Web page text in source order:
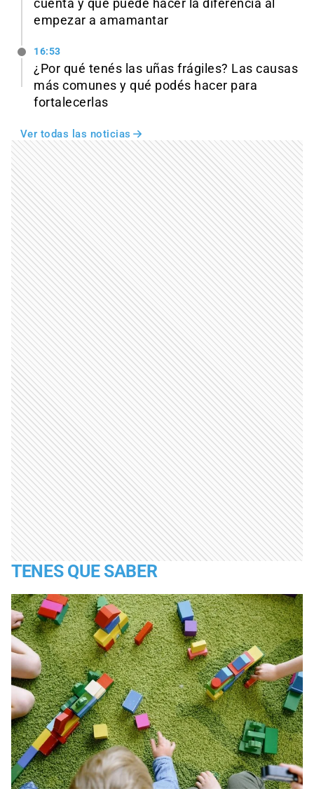
cuenta y que puede hacer la diferencia al
empezar a amamantar
16:53
¿Por qué tenés las uñas frágiles? Las causas
más comunes y qué podés hacer para
fortalecerlas
Ver todas las noticias
TENES QUE SABER